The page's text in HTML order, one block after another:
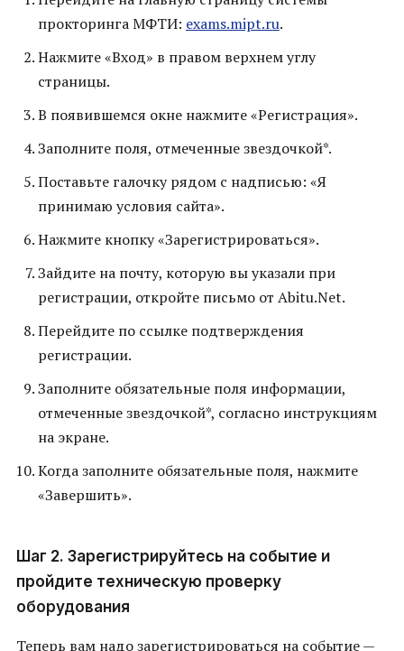
прокторинга МФТИ: exams.mipt.ru.
Нажмите «Вход» в правом верхнем углу
страницы.
В появившемся окне нажмите «Регистрация».
Заполните поля, отмеченные звездочкой*.
Поставьте галочку рядом с надписью: «Я
принимаю условия сайта».
Нажмите кнопку «Зарегистрироваться».
Зайдите на почту, которую вы указали при
регистрации, откройте письмо от Abitu.Net.
Перейдите по ссылке подтверждения
регистрации.
Заполните обязательные поля информации,
отмеченные звездочкой*, согласно инструкциям
на экране.
Когда заполните обязательные поля, нажмите
«Завершить».
Шаг 2. Зарегистрируйтесь на событие и
пройдите техническую проверку
оборудования
Теперь вам надо зарегистрироваться на событие —